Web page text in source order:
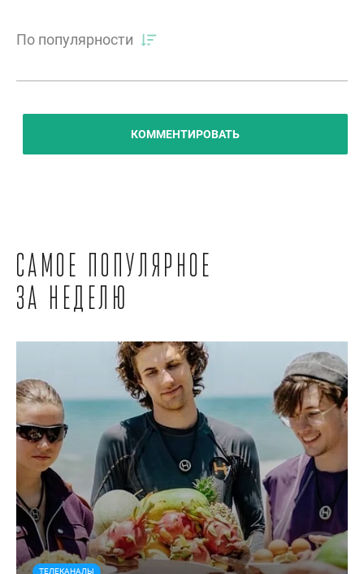
По популярности
КОММЕНТИРОВАТЬ
Самое популярное
за неделю
ТЕЛЕКАНАЛЫ